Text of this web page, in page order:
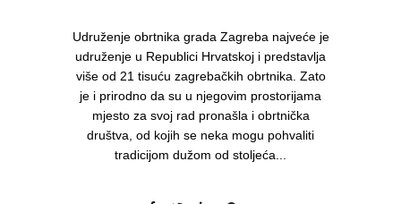
Udruženje obrtnika grada Zagreba najveće je
udruženje u Republici Hrvatskoj i predstavlja
više od 21 tisuću zagrebačkih obrtnika. Zato
je i prirodno da su u njegovim prostorijama
mjesto za svoj rad pronašla i obrtnička
društva, od kojih se neka mogu pohvaliti
tradicijom dužom od stoljeća...